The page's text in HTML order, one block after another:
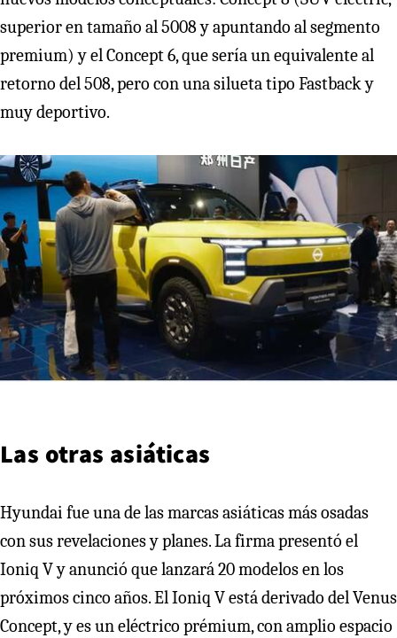
superior en tamaño al 5008 y apuntando al segmento
premium) y el Concept 6, que sería un equivalente al
retorno del 508, pero con una silueta tipo Fastback y
muy deportivo.
Las otras asiáticas
Hyundai fue una de las marcas asiáticas más osadas
con sus revelaciones y planes. La firma presentó el
Ioniq V y anunció que lanzará 20 modelos en los
próximos cinco años. El Ioniq V está derivado del Venus
Concept, y es un eléctrico prémium, con amplio espacio